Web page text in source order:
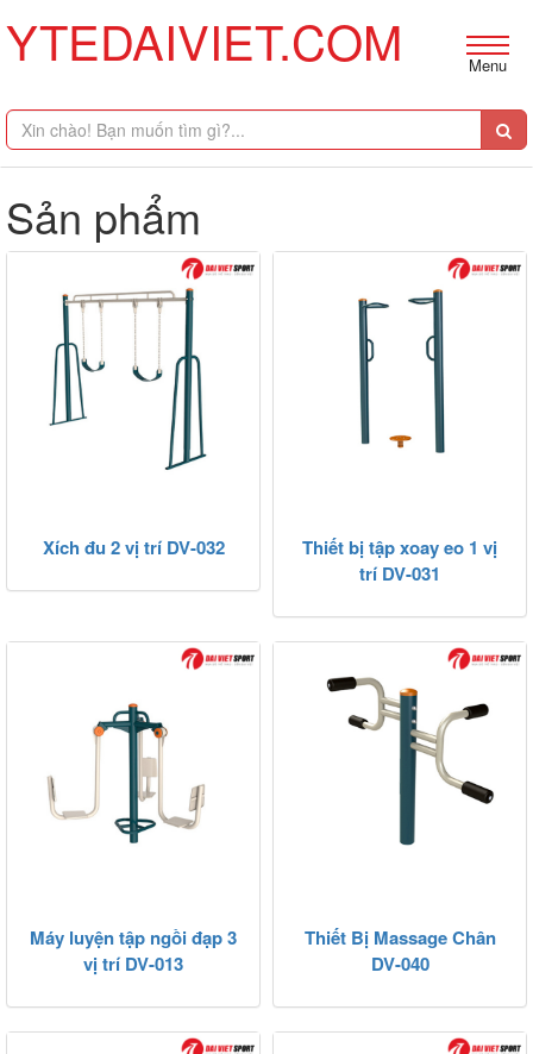
YTEDAIVIET.COM Menu
Sản phẩm
Xích đu 2 vị trí DV-032
Thiết bị tập xoay eo 1 vị
trí DV-031
Máy luyện tập ngồi đạp 3
vị trí DV-013
Thiết Bị Massage Chân
DV-040